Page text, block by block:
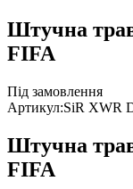
Штучна
FIFA
Під замовлення
Артикул:SiR XWR
Штучна
FIFA